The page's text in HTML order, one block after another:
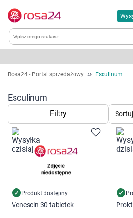
Kategorie
Chemia gospodarcza
Dla zwierząt
Dom i ogród
Kobieta w ciąży i mama
Rosa24 - Portal sprzedażowy Esculinum
Esculinum
Filtry
Produkt dostępny
Venescin 30 tabletek